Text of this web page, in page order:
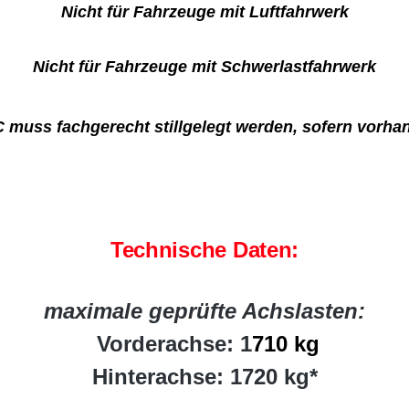
Nicht für Fahrzeuge mit Luftfahrwerk
Nicht für Fahrzeuge mit Schwerlastfahrwerk
muss fachgerecht stillgelegt werden, sofern
Technische Daten:
maximale geprüfte Achslasten:
Vorderachse: 1710 kg
Hinterachse: 1720 kg*